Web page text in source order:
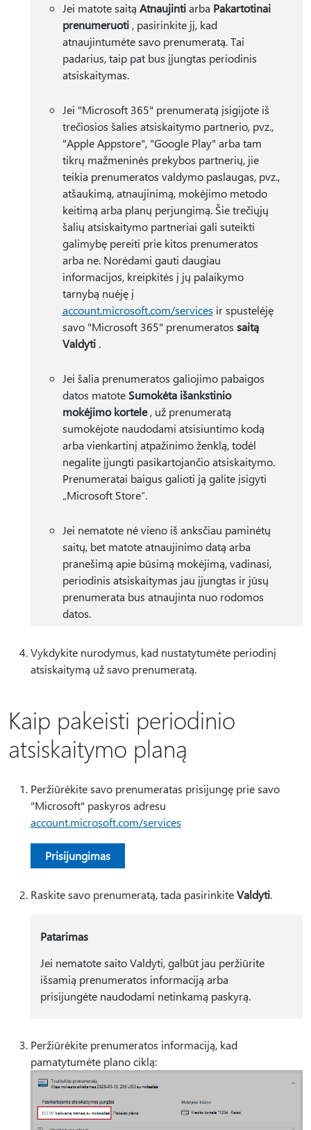
Jei matote saitą Atnaujintiarba Pakartotinai
prenumeruoti, pasirinkite jį, kad
atnaujintumėte savo prenumeratą. Tai
padarius, taip pat bus įjungtas periodinis
atsiskaitymas.
Jei "Microsoft 365" prenumeratą įsigijote iš
trečiosios šalies atsiskaitymo partnerio, pvz.,
"Apple Appstore", "Google Play" arba tam
tikrų mažmeninės prekybos partnerių, jie
teikia prenumeratos valdymo paslaugas, pvz.,
atšaukimą, atnaujinimą, mokėjimo metodo
keitimą arba planų perjungimą. Šie trečiųjų
šalių atsiskaitymo partneriai gali suteikti
galimybę pereiti prie kitos prenumeratos
arba ne. Norėdami gauti daugiau
informacijos, kreipkitės į jų palaikymo
tarnybą nuėję į
account.microsoft.com/services ir spustelėję
savo "Microsoft 365" prenumeratos saitą
Valdyti.
Jei šalia prenumeratos galiojimo pabaigos
datos matote Sumokėta išankstinio
mokėjimo kortele, už prenumeratą
sumokėjote naudodami atsisiuntimo kodą
arba vienkartinį atpažinimo ženklą, todėl
negalite įjungti pasikartojančio atsiskaitymo.
Prenumeratai baigus galioti ją galite įsigyti
„Microsoft Store“.
Jei nematote nė vieno iš anksčiau paminėtų
saitų, bet matote atnaujinimo datą arba
pranešimą apie būsimą mokėjimą, vadinasi,
periodinis atsiskaitymas jau įjungtas ir jūsų
prenumerata bus atnaujinta nuo rodomos
datos.
Vykdykite nurodymus, kad nustatytumėte periodinį
atsiskaitymą už savo prenumeratą.
Kaip pakeisti periodinio
atsiskaitymo planą
Peržiūrėkite savo prenumeratas prisijungę prie savo
"Microsoft" paskyros adresu
account.microsoft.com/services
Prisijungimas
Raskite savo prenumeratą, tada pasirinkiteValdyti.
Patarimas
Jei nematote saito Valdyti, galbūt jau peržiūrite
išsamią prenumeratos informaciją arba
prisijungėte naudodami netinkamą paskyrą.
Peržiūrėkite prenumeratos informaciją, kad
pamatytumėte plano ciklą: